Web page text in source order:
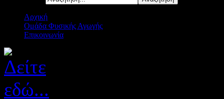
Αρχική
Ομάδα Φυσικής Αγωγής
Επικοινωνία